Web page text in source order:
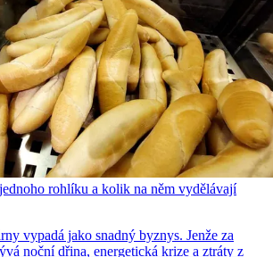
rohlíku a kolik na něm vydělávají
vypadá jako snadný byznys. Jenže za
noční dřina, energetická krize a ztráty z